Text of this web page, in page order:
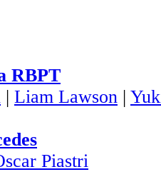
RBPT
| Liam Lawson |
Piastri